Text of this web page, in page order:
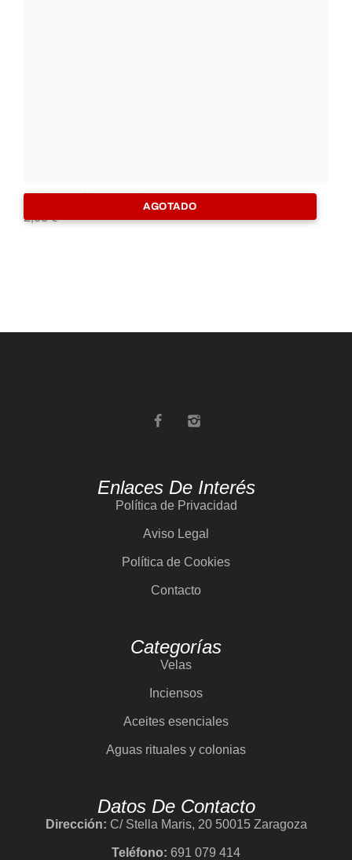
AGOTADO
Hierba Esotérica Artemisa
2,00€
Enlaces De Interés
Política de Privacidad
Aviso Legal
Política de Cookies
Contacto
Categorías
Velas
Inciensos
Aceites esenciales
Aguas rituales y colonias
Datos De Contacto
Dirección: C/ Stella Maris, 20 50015 Zaragoza
Teléfono: 691 079 414